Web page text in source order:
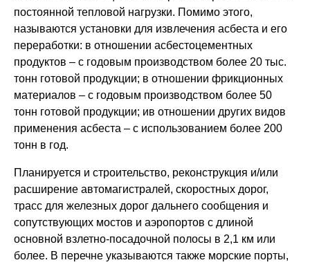
постоянной тепловой нагрузки. Помимо этого,
называются установки для извлечения асбеста и его
переработки: в отношении асбестоцементных
продуктов – с годовым производством более 20 тыс.
тонн готовой продукции; в отношении фрикционных
материалов – с годовым производством более 50
тонн готовой продукции; ив отношении других видов
применения асбеста – с использованием более 200
тонн в год.
Планируется и строительство, реконструкция и/или
расширение автомагистралей, скоростных дорог,
трасс для железных дорог дальнего сообщения и
сопутствующих мостов и аэропортов с длиной
основной взлетно-посадочной полосы в 2,1 км или
более. В перечне указываются также морские порты,